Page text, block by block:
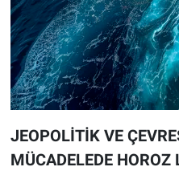
JEOPOLİTİK VE
MÜCADELEDE HOROZ